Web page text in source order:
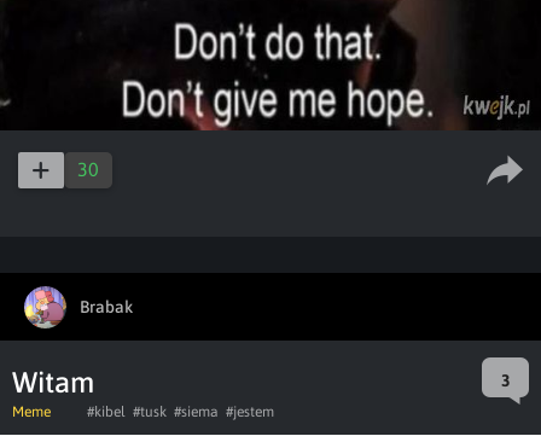
30
Brabak
Witam 3
Meme #kibel #tusk #siema #jestem